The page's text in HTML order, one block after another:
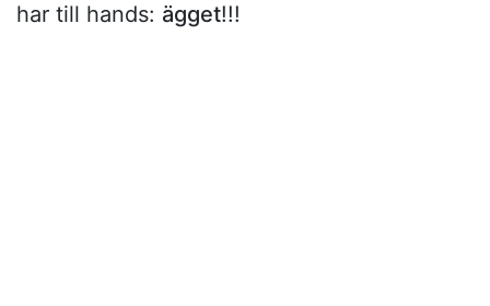
har till hands: ägget!!!